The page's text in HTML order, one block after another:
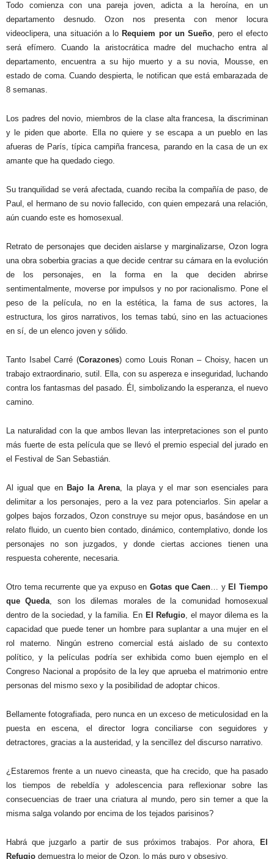
Todo comienza con una pareja joven, adicta a la heroína, en un
departamento desnudo. Ozon nos presenta con menor locura
videoclipera, una situación a lo Requiem por un Sueño, pero el efecto
será efímero. Cuando la aristocrática madre del muchacho entra al
departamento, encuentra a su hijo muerto y a su novia, Mousse, en
estado de coma. Cuando despierta, le notifican que está embarazada de
8 semanas.
Los padres del novio, miembros de la clase alta francesa, la discriminan
y le piden que aborte. Ella no quiere y se escapa a un pueblo en las
afueras de París, típica campiña francesa, parando en la casa de un ex
amante que ha quedado ciego.
Su tranquilidad se verá afectada, cuando reciba la compañía de paso, de
Paul, el hermano de su novio fallecido, con quien empezará una relación,
aún cuando este es homosexual.
Retrato de personajes que deciden aislarse y marginalizarse, Ozon logra
una obra soberbia gracias a que decide centrar su cámara en la evolución
de los personajes, en la forma en la que deciden abrirse
sentimentalmente, moverse por impulsos y no por racionalismo. Pone el
peso de la película, no en la estética, la fama de sus actores, la
estructura, los giros narrativos, los temas tabú, sino en las actuaciones
en sí, de un elenco joven y sólido.
Tanto Isabel Carré (Corazones) como Louis Ronan – Choisy, hacen un
trabajo extraordinario, sutil. Ella, con su aspereza e inseguridad, luchando
contra los fantasmas del pasado. Él, simbolizando la esperanza, el nuevo
camino.
La naturalidad con la que ambos llevan las interpretaciones son el punto
más fuerte de esta película que se llevó el premio especial del jurado en
el Festival de San Sebastián.
Al igual que en Bajo la Arena, la playa y el mar son esenciales para
delimitar a los personajes, pero a la vez para potenciarlos. Sin apelar a
golpes bajos forzados, Ozon construye su mejor opus, basándose en un
relato fluido, un cuento bien contado, dinámico, contemplativo, donde los
personajes no son juzgados, y donde ciertas acciones tienen una
respuesta coherente, necesaria.
Otro tema recurrente que ya expuso enGotas que Caen… y El Tiempo
que Queda, son los dilemas morales de la comunidad homosexual
dentro de la sociedad, y la familia. En El Refugio, el mayor dilema es la
capacidad que puede tener un hombre para suplantar a una mujer en el
rol materno. Ningún estreno comercial está aislado de su contexto
político, y la películas podría ser exhibida como buen ejemplo en el
Congreso Nacional a propósito de la ley que aprueba el matrimonio entre
personas del mismo sexo y la posibilidad de adoptar chicos.
Bellamente fotografiada, pero nunca en un exceso de meticulosidad en la
puesta en escena, el director logra conciliarse con seguidores y
detractores, gracias a la austeridad, y la sencillez del discurso narrativo.
¿Estaremos frente a un nuevo cineasta, que ha crecido, que ha pasado
los tiempos de rebeldía y adolescencia para reflexionar sobre las
consecuencias de traer una criatura al mundo, pero sin temer a que la
misma salga volando por encima de los tejados parisinos?
Habrá que juzgarlo a partir de sus próximos trabajos. Por ahora,
El
Refugio demuestra lo mejor de Ozon, lo más puro y obsesivo.